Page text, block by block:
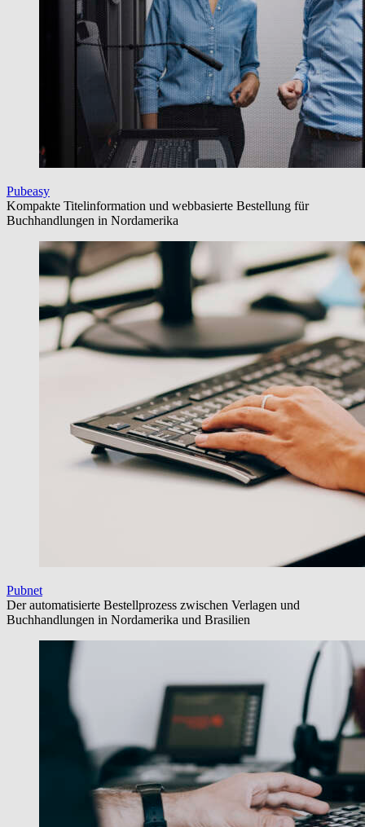
Pubeasy
Kompakte Titelinformation und webbasierte Bestellung für
Buchhandlungen in Nordamerika
Pubnet
Der automatisierte Bestellprozess zwischen Verlagen und
Buchhandlungen in Nordamerika und Brasilien